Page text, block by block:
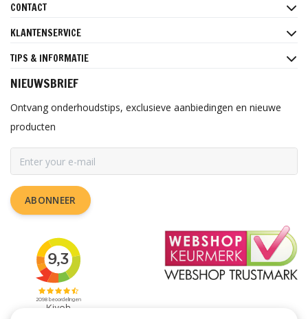
CONTACT
KLANTENSERVICE
TIPS & INFORMATIE
NIEUWSBRIEF
Ontvang onderhoudstips, exclusieve aanbiedingen en nieuwe
producten
ABONNEER